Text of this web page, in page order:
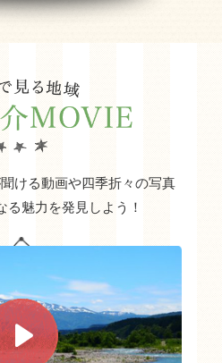
ける動画や四季折々の写真
る魅力を発見しよう！